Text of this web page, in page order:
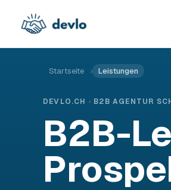
Startseite › Leistungen
DEVLO.CH · B2B AGENTUR
B2B-